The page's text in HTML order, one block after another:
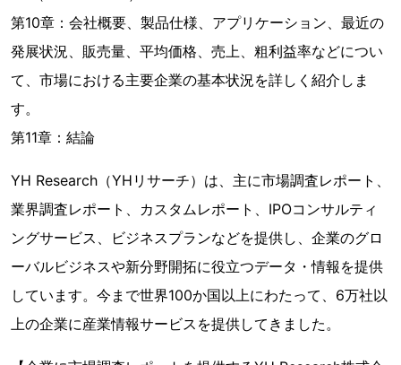
第10章：会社概要、製品仕様、アプリケーション、最近の
発展状況、販売量、平均価格、売上、粗利益率などについ
て、市場における主要企業の基本状況を詳しく紹介しま
す。
第11章：結論
YH Research（YHリサーチ）は、主に市場調査レポート、
業界調査レポート、カスタムレポート、IPOコンサルティ
ングサービス、ビジネスプランなどを提供し、企業のグロ
ーバルビジネスや新分野開拓に役立つデータ・情報を提供
しています。今まで世界100か国以上にわたって、6万社以
上の企業に産業情報サービスを提供してきました。